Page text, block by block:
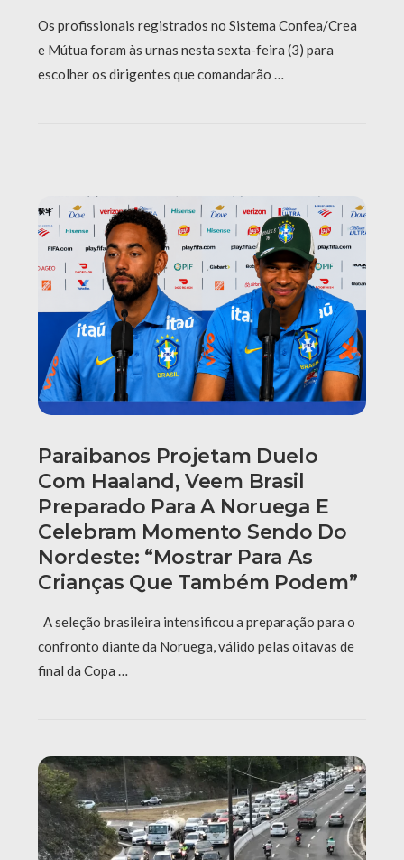
Os profissionais registrados no Sistema Confea/Crea
e Mútua foram às urnas nesta sexta-feira (3) para
escolher os dirigentes que comandarão …
Paraibanos Projetam Duelo
Com Haaland, Veem Brasil
Preparado Para A Noruega E
Celebram Momento Sendo Do
Nordeste: “Mostrar Para As
Crianças Que Também Podem”
A seleção brasileira intensificou a preparação para o
confronto diante da Noruega, válido pelas oitavas de
final da Copa …